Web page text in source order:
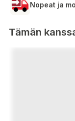
Nopeat ja
Tämän